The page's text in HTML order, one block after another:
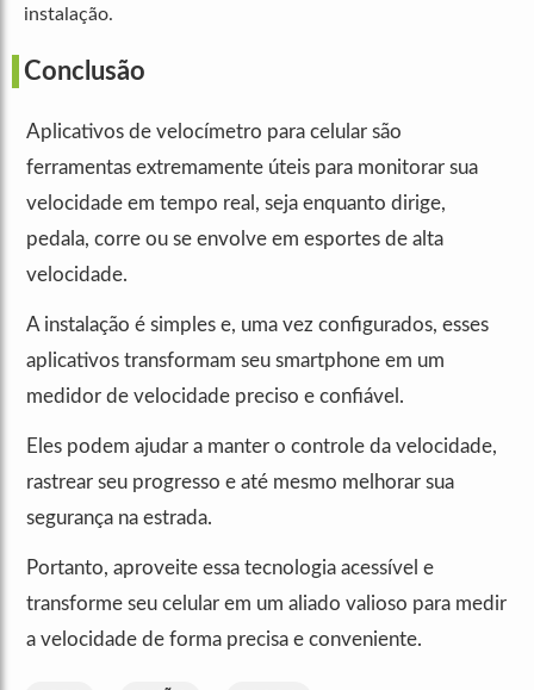
instalação.
Conclusão
Aplicativos de velocímetro para celular são
ferramentas extremamente úteis para monitorar sua
velocidade em tempo real, seja enquanto dirige,
pedala, corre ou se envolve em esportes de alta
velocidade.
A instalação é simples e, uma vez configurados, esses
aplicativos transformam seu smartphone em um
medidor de velocidade preciso e confiável.
Eles podem ajudar a manter o controle da velocidade,
rastrear seu progresso e até mesmo melhorar sua
segurança na estrada.
Portanto, aproveite essa tecnologia acessível e
transforme seu celular em um aliado valioso para medir
a velocidade de forma precisa e conveniente.